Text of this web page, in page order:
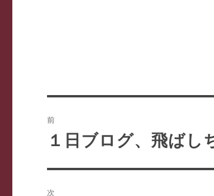
稿
前
前
投
稿:
１日ブログ、飛ばし
次